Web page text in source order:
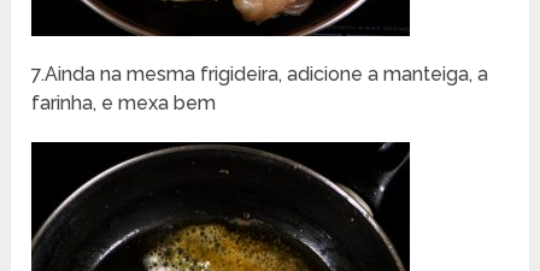
7.Ainda na mesma frigideira, adicione a manteiga, a
farinha, e mexa bem